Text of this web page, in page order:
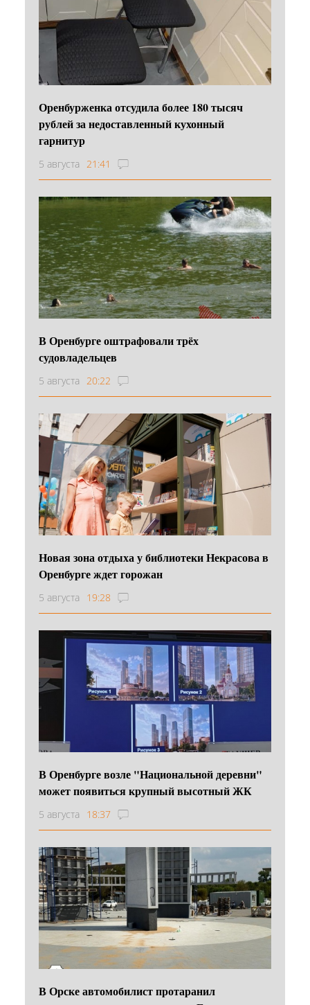
Оренбурженка отсудила более 180 тысяч
рублей за недоставленный кухонный
гарнитур
5 августа 21:41
В Оренбурге оштрафовали трёх
судовладельцев
5 августа 20:22
Новая зона отдыха у библиотеки Некрасова в
Оренбурге ждет горожан
5 августа 19:28
В Оренбурге возле "Национальной деревни"
может появиться крупный высотный ЖК
5 августа 18:37
В Орске автомобилист протаранил